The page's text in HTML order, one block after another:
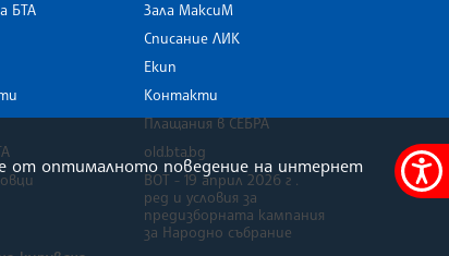
Меню
БТА
Зала МаксиМ
Списание ЛИК
Екип
Контакти
Плащания в СЕБРА
old.bta.bg
ВОТ - 19 април 2026 г .
ред и условия за
предизборната кампания
за Народно събрание
от оптималното поведение на интернет